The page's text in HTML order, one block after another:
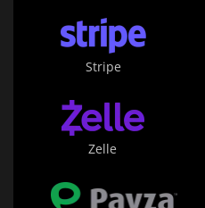
Stripe
Zelle